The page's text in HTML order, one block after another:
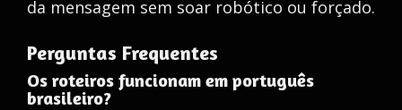
da mensagem sem soar robótico ou forçado.
Perguntas Frequentes
Os roteiros funcionam em português
brasileiro?